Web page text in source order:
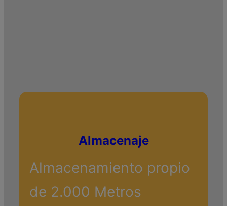
Almacenaje
Almacenamiento propio
de 2.000 Metros